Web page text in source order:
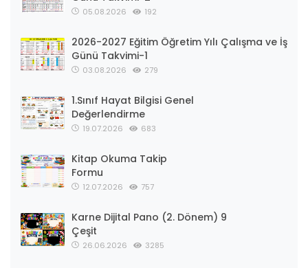
05.08.2026 192
2026-2027 Eğitim Öğretim Yılı Çalışma ve İş
Günü Takvimi-1
03.08.2026 279
1.Sınıf Hayat Bilgisi Genel
Değerlendirme
19.07.2026 683
Kitap Okuma Takip
Formu
12.07.2026 757
Karne Dijital Pano (2. Dönem) 9
Çeşit
26.06.2026 3285